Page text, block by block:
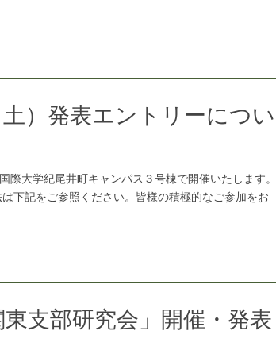
）発表エントリーについ
大学紀尾井町キャンパス３号棟で開催いたします。
下記をご参照ください。皆様の積極的なご参加をお
東支部研究会」開催・発表